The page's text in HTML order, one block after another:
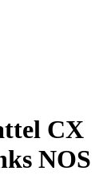
CX
NOS